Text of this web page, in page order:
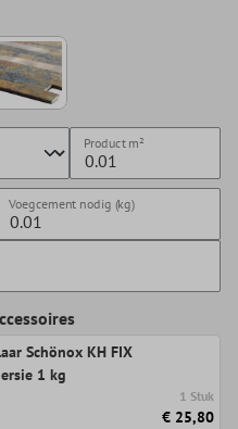
Productm²
Voegcement nodig (kg)
Schönox KH FIX
1 kg
1 Stuk
€ 25,80